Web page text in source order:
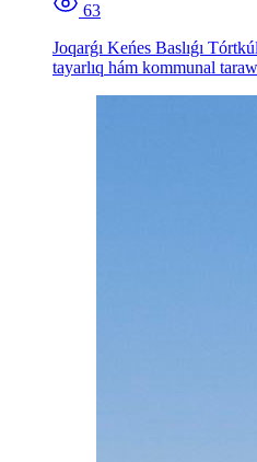
63
Joqarǵı Keńes Baslıǵı
tayarlıq hám kommunal